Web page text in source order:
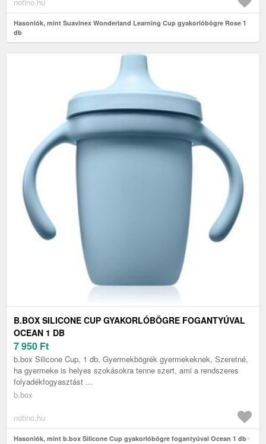
notino.hu
Hasonlók, mint Suavinex Wonderland Learning Cup gyakorlóbögre Rose 1
db
B.BOX SILICONE CUP GYAKORLÓBÖGRE FOGANTYÚVAL
OCEAN 1 DB
7 950 Ft
b.box Silicone Cup, 1 db, Gyermekbögrék gyermekeknek, Szeretné,
ha gyermeke is helyes szokásokra tenne szert, ami a rendszeres
folyadékfogyasztást ...
b.box
notino.hu
Hasonlók, mint b.box Silicone Cup gyakorlóbögre fogantyúval Ocean 1 db